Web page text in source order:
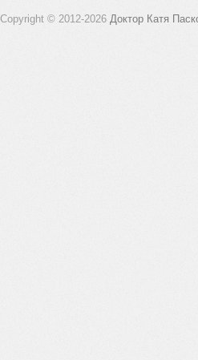
Copyright © 2012-2026 Доктор Катя